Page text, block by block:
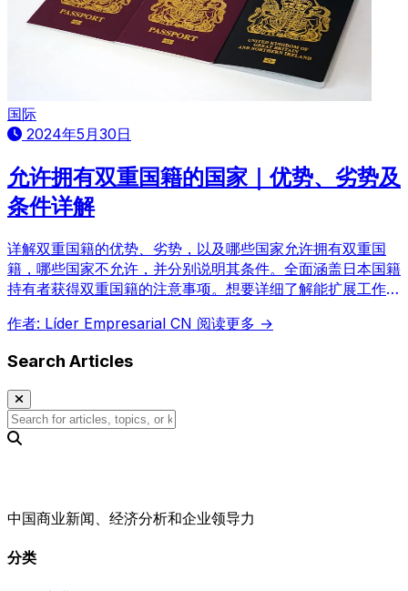
国际
2024年5月30日
允许拥有双重国籍的国家｜优势、劣势及
条件详解
详解双重国籍的优势、劣势，以及哪些国家允许拥有双重国
籍，哪些国家不允许，并分别说明其条件。全面涵盖日本国籍
持有者获得双重国籍的注意事项。想要详细了解能扩展工作和
作者: Líder Empresarial CN 阅读更多 →
Search Articles
中国商业新闻、经济分析和企业领导力
分类